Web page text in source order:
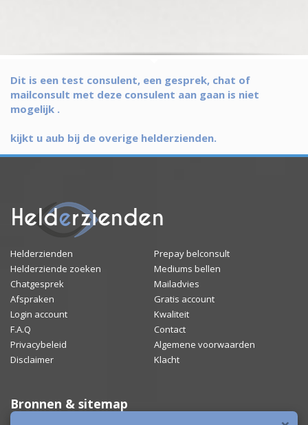
Dit is een test consulent, een gesprek, chat of
mailconsult met deze consulent aan gaan is niet
mogelijk .
kijkt u aub bij de overige helderzienden.
Helderzienden
Prepay belconsult
Helderziende zoeken
Mediums bellen
Chatgesprek
Mailadvies
Afspraken
Gratis account
Login account
Kwaliteit
F.A.Q
Contact
Privacybeleid
Algemene voorwaarden
Disclaimer
Klacht
Bronnen & sitemap